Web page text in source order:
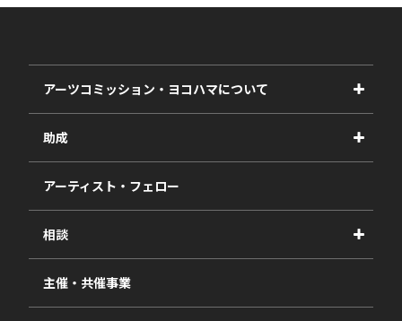
アーツコミッション・ヨコハマについて
事業紹介
事業報告書
助成
2027年度
2026年度
2025年度
2024年度
2023年度
アーティスト・フェロー
相談
視察・ヒアリング・研究
相談依頼フォーム
主催・共催事業